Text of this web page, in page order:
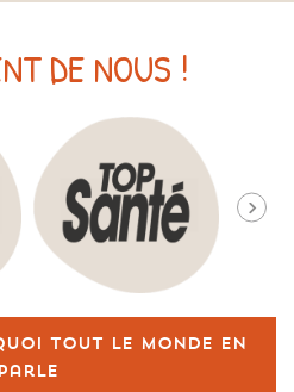
DE NOUS !
tout le monde en
parle